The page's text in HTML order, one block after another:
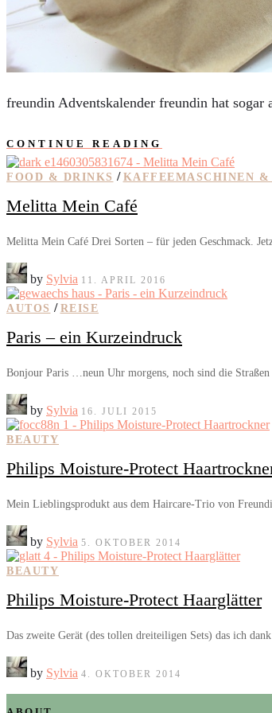
REISE
BOXEN
KIND & KEGEL
freundin Adventskalender freundin hat
CONTINUE READING
FOOD & DRINKS / KAFFEEMASCHINEN &
Melitta Mein Café
Melitta Mein Café Drei Sorten – für jeden Geschmack.
by Sylvia 11. APRIL 2016
AUTOS / REISE
Paris – ein Kurzeindruck
Bonjour Paris …neun Uhr morgens, noch sind die
by Sylvia 16. JULI 2015
BEAUTY
Philips Moisture-Protect
Mein Lieblingsprodukt aus dem Haircare-Trio von
by Sylvia 5. OKTOBER 2014
BEAUTY
Philips Moisture-Protect Haarglätter
Das zweite Gerät (des tollen dreiteiligen Sets) das ich
by Sylvia 4. OKTOBER 2014